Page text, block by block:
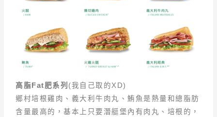
高脂Fat肥系列 (我自己取的XD)
鄉村培根雞肉、義大利牛肉丸、鮪魚是熱量和總脂肪
含量最高的，基本上只要潛艇堡內有肉丸、培根的，